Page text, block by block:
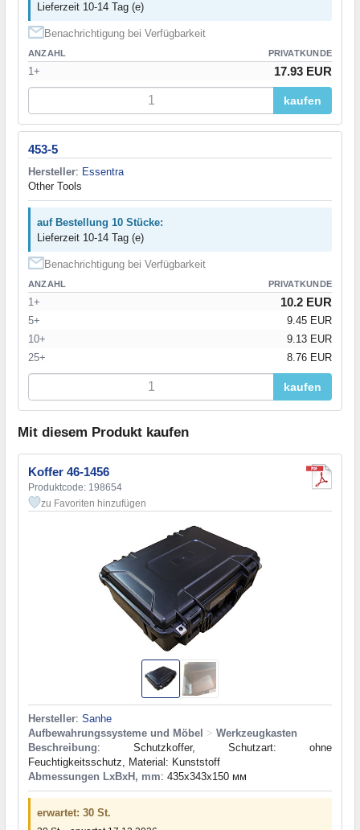
Lieferzeit 10-14 Tag (e)
Benachrichtigung bei Verfügbarkeit
ANZAHL PRIVATKUNDE
1+ 17.93 EUR
kaufen
453-5
Hersteller: Essentra
Other Tools
auf Bestellung 10 Stücke:
Lieferzeit 10-14 Tag (e)
Benachrichtigung bei Verfügbarkeit
ANZAHL PRIVATKUNDE
1+ 10.2 EUR
5+
9.45 EUR
10+
9.13 EUR
25+
8.76 EUR
kaufen
Mit diesem Produkt kaufen
Koffer 46-1456
Produktcode: 198654
zu Favoriten hinzufügen
Hersteller: Sanhe
Aufbewahrungssysteme und Möbel > Werkzeugkasten
Beschreibung: Schutzkoffer, Schutzart: ohne
Feuchtigkeitsschutz, Material: Kunststoff
Abmessungen LxBxH, mm: 435x343x150 мм
erwartet: 30 St.